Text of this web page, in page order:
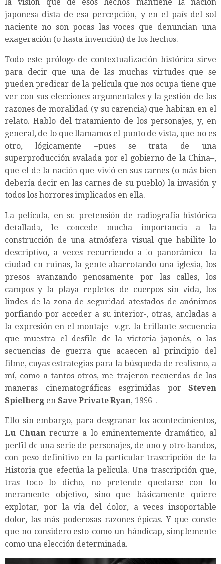
la visión que de esos hechos mantiene la nación
japonesa dista de esa percepción, y en el país del sol
naciente no son pocas las voces que denuncian una
exageración (o hasta invención) de los hechos.
Todo este prólogo de contextualización histórica sirve
para decir que una de las muchas virtudes que se
pueden predicar de la película que nos ocupa tiene que
ver con sus elecciones argumentales y la gestión de las
razones de moralidad (y su carencia) que habitan en el
relato. Hablo del tratamiento de los personajes, y, en
general, de lo que llamamos el punto de vista, que no es
otro, lógicamente –pues se trata de una
superproducción avalada por el gobierno de la China–,
que el de la nación que vivió en sus carnes (o más bien
debería decir en las carnes de su pueblo) la invasión y
todos los horrores implicados en ella.
La película, en su pretensión de radiografía histórica
detallada, le concede mucha importancia a la
construcción de una atmósfera visual que habilite lo
descriptivo, a veces recurriendo a lo panorámico -la
ciudad en ruinas, la gente abarrotando una iglesia, los
presos avanzando penosamente por las calles, los
campos y la playa repletos de cuerpos sin vida, los
lindes de la zona de seguridad atestados de anónimos
porfiando por acceder a su interior-, otras, ancladas a
la expresión en el montaje –v.gr. la brillante secuencia
que muestra el desfile de la victoria japonés, o las
secuencias de guerra que acaecen al principio del
filme, cuyas estrategias para la búsqueda de realismo, a
mí, como a tantos otros, me trajeron recuerdos de las
maneras cinematográficas esgrimidas por Steven
Spielberg en Save Private Ryan, 1996-.
Ello sin embargo, para desgranar los acontecimientos,
Lu Chuan recurre a lo eminentemente dramático, al
perfil de una serie de personajes, de uno y otro bandos,
con peso definitivo en la particular trascripción de la
Historia que efectúa la película. Una trascripción que,
tras todo lo dicho, no pretende quedarse con lo
meramente objetivo, sino que básicamente quiere
explotar, por la vía del dolor, a veces insoportable
dolor, las más poderosas razones épicas. Y que conste
que no considero esto como un hándicap, simplemente
como una elección determinada.